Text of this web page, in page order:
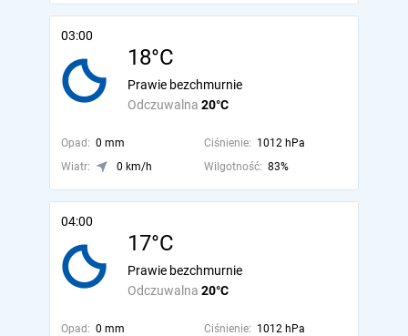
03:00
18°C
Odczuwalna 20°C
Prawie bezchmurnie
Opad: 0 mm Ciśnienie: 1012 hPa
Wiatr:
0 km/h Wilgotność: 83%
04:00
17°C
Odczuwalna 20°C
Prawie bezchmurnie
Opad: 0 mm Ciśnienie: 1012 hPa